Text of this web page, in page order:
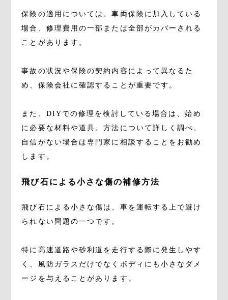
保険の適用については、車両保険に加入している
場合、修理費用の一部または全部がカバーされる
ことがあります。
事故の状況や保険の契約内容によって異なるた
め、保険会社に確認することが重要です。
また、DIYでの修理を検討している場合は、始め
に必要な材料や道具、方法について詳しく調べ、
自信がない場合は専門家に相談することをお勧め
します。
飛び石による小さな傷の補修方法
飛び石による小さな傷は、車を運転する上で避け
られない問題の一つです。
特に高速道路や砂利道を走行する際に発生しやす
く、風防ガラスだけでなくボディにも小さなダメ
ージを与えることがあります。